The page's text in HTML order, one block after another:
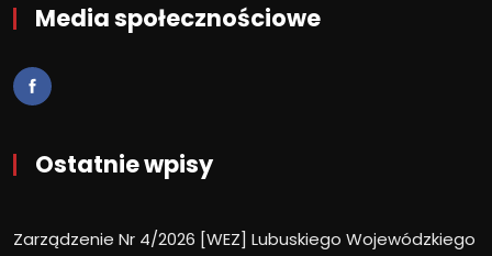
Media społecznościowe
Ostatnie wpisy
Zarządzenie Nr 4/2026 [WEZ] Lubuskiego Wojewódzkiego